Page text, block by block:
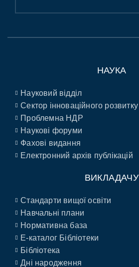
НАУКА
Науковий відділ
Сектор інноваційного розвитку
Проблемна НДР
Наукові форуми
Фахові видання
Електронний архів публікацій
ВИКЛАДАЧУ
Стандарти вищої освіти
Навчальні плани
Нормативна база
E-каталог Бібліотеки
Бібліотека
Дні народження